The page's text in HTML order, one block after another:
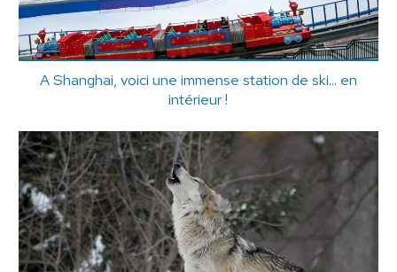
A Shanghai, voici une immense station de ski... en
intérieur !